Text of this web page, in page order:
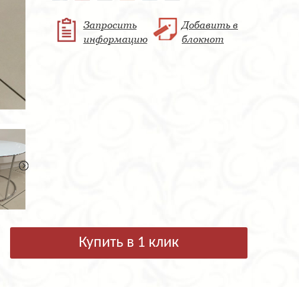
Запросить
информацию
Добавить в
блокнот
Купить в 1 клик